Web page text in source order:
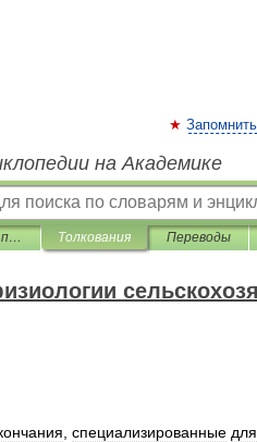
на Академике
Словарь терминов по физиологии сельскохозяйственных животных Толкования Переводы
специализированные для